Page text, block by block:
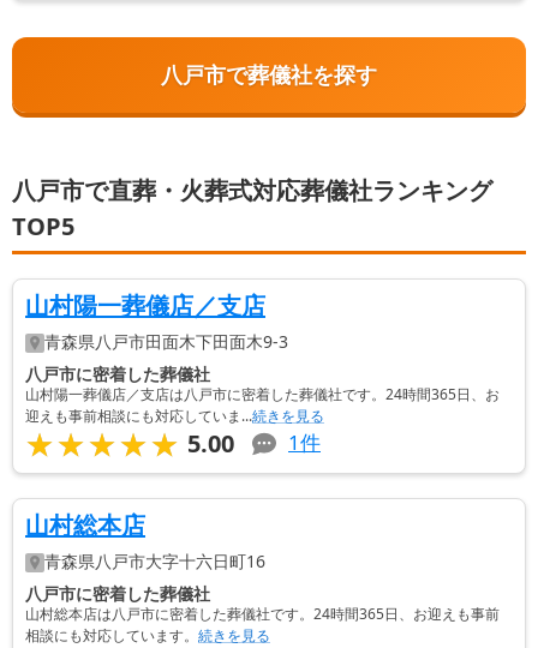
八戸市で葬儀社を探す
八戸市で直葬・火葬式対応葬儀社ランキング
TOP5
山村陽一葬儀店／支店
青森県八戸市田面木下田面木9-3
八戸市に密着した葬儀社
山村陽一葬儀店／支店は八戸市に密着した葬儀社です。24時間365日、お
迎えも事前相談にも対応していま...続きを見る
★★★★★
★★★★★ 5.00 1件
山村総本店
青森県八戸市大字十六日町16
八戸市に密着した葬儀社
山村総本店は八戸市に密着した葬儀社です。24時間365日、お迎えも事前
相談にも対応しています。 続きを見る